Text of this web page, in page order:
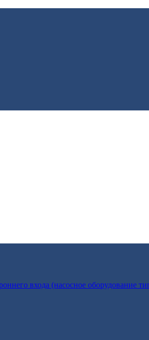
входа (насосное оборудование